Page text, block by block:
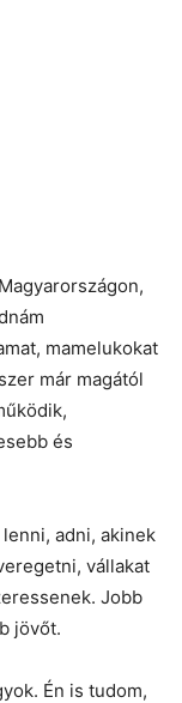
mamelukokat
már magától
és
adni, akinek
vállakat
Jobb
jövőt.
Én is tudom,